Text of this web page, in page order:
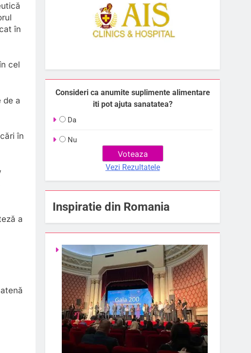
în
cel
de a
în
a
Consideri ca anumite suplimente alimentare
iti pot ajuta sanatatea?
Da
Nu
Vezi Rezultatele
Inspiratie din Romania